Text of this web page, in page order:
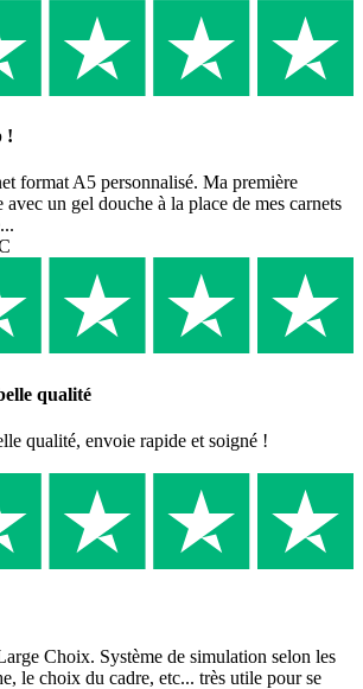
!
format A5 personnalisé. Ma première
avec un gel douche à la place de mes carnets
qualité
qualité, envoie rapide et soigné !
Choix. Système de simulation selon les
le choix du cadre, etc... très utile pour se